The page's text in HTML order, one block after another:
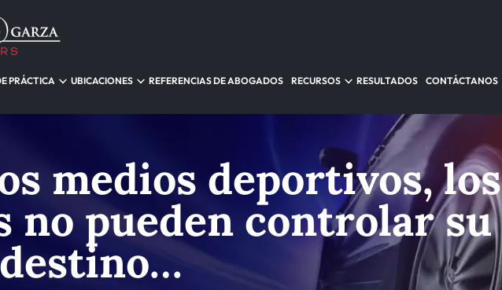
PRÁCTICA UBICACIONES REFERENCIAS DE ABOGADOS RECURSOS RESULTADOS CONTÁCTANOS
medios deportivos, los
no pueden controlar su